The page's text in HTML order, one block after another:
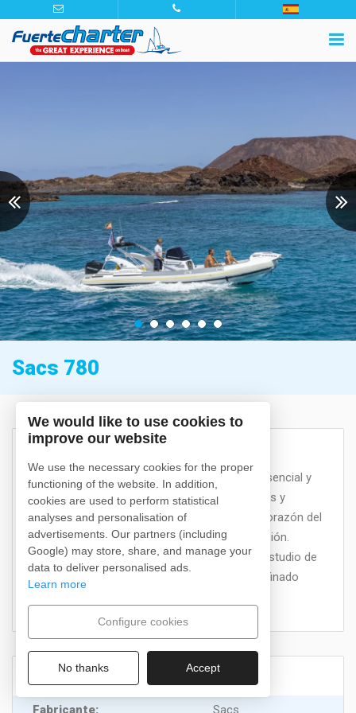
Previous
Sacs 780
Diversión y seguridad, sin dejar nada al azar. Esencial y
elegante gracias a la elección óptima de tejidos y
colores. La consola de mando situada en el corazón del
barco, asegura el máximo confort de conducción.
Estable y manejable, gracias a un cuidadoso estudio de
las líneas hidrodinámicas: Sacs S780 es un refinado
Características
Fabricante: Sacs
We would like to use cookies to
improve our website
We use the necessary cookies for the proper
functioning of the website. In addition,
cookies are used to perform statistical
analyses and personalisation of
advertisements. Our partners (including
Google) may store, share, and manage your
data to deliver personalised ads.
Learn more
Configure cookies
No thanks Accept